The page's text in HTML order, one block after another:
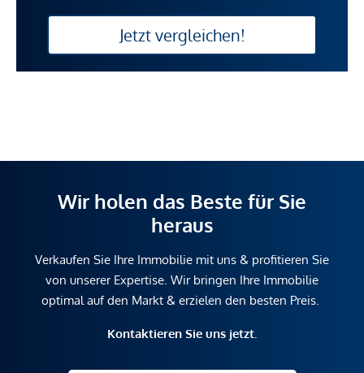
Jetzt vergleichen!
Wir holen das Beste für Sie
heraus
Verkaufen Sie Ihre Immobilie mit uns & profitieren Sie
von unserer Expertise. Wir bringen Ihre Immobilie
optimal auf den Markt & erzielen den besten Preis.
Kontaktieren Sie uns jetzt.